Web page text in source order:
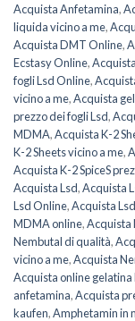
Acquista Anfetamina,
liquida vicino a me,
Acquista DMT Online,
Ecstasy Online,
fogli Lsd Online,
vicino a me,Acquista
prezzo dei fogli Lsd,
MDMA,Acquista K-2
K-2 Sheets vicino a me,
Acquista K-2 SpiceS
Acquista Lsd,Acquista
Lsd Online,Acquista
MDMA online,Acquista
Nembutal di qualità,
vicino a me,Acquista
Acquista online gelatina
anfetamina,Acquista
kaufen,Amphetamin in